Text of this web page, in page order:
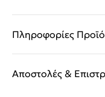
Πληροφορίες
Αποστολές &